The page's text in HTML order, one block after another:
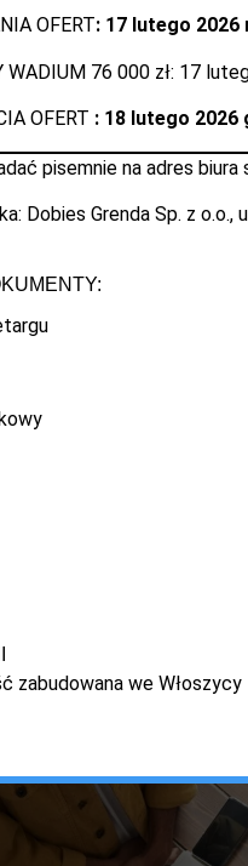
OFERT: 17 lutego 2026
WADIUM 76 000 zł: 17
OFERT : 18 lutego 2026
pisemnie na adres biura
Dobies Grenda Sp. z
zabudowana we Włoszycy